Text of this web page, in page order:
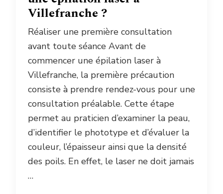
Villefranche ?
Réaliser une première consultation
avant toute séance Avant de
commencer une épilation laser à
Villefranche, la première précaution
consiste à prendre rendez-vous pour une
consultation préalable. Cette étape
permet au praticien d’examiner la peau,
d’identifier le phototype et d’évaluer la
couleur, l’épaisseur ainsi que la densité
des poils. En effet, le laser ne doit jamais
…